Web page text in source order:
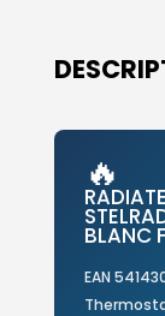
🔥
BLANC
EAN